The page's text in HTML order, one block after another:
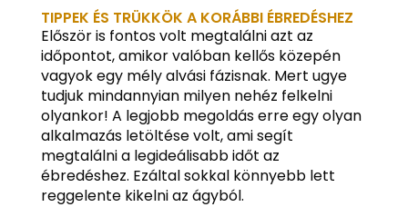
TIPPEK ÉS TRÜKKÖK A KORÁBBI ÉBREDÉSHEZ
Először is fontos volt megtalálni azt az
időpontot, amikor valóban kellős közepén
vagyok egy mély alvási fázisnak. Mert ugye
tudjuk mindannyian milyen nehéz felkelni
olyankor! A legjobb megoldás erre egy olyan
alkalmazás letöltése volt, ami segít
megtalálni a legideálisabb időt az
ébredéshez. Ezáltal sokkal könnyebb lett
reggelente kikelni az ágyból.